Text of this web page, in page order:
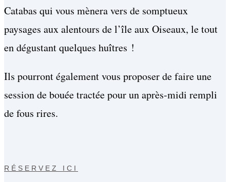
Catabas qui vous mènera vers de somptueux
paysages aux alentours de l’île aux Oiseaux, le tout
en dégustant quelques huîtres !
Ils pourront également vous proposer de faire une
session de bouée tractée pour un après-midi rempli
de fous rires.
RÉSERVEZ ICI